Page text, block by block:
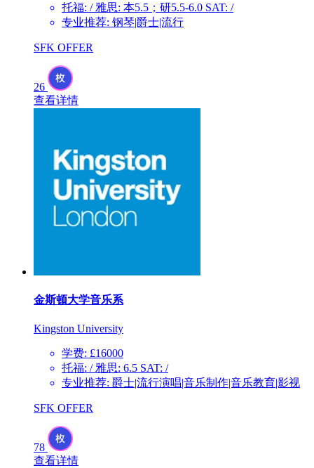
托福: / 雅思: 本5.5；研5.5-6.0 SAT: /
专业推荐: 钢琴|爵士|流行
SFK OFFER
26
查看详情
金斯顿大学音乐系
Kingston University
学费: £16000
托福: / 雅思: 6.5 SAT: /
专业推荐: 爵士|流行演唱|音乐制作|音乐教育|影视
SFK OFFER
78
查看详情